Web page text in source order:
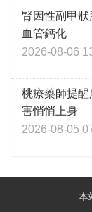
腎因性副甲
血管鈣化
2026-08-06
桃療藥師提
害悄悄上身
2026-08-05
本